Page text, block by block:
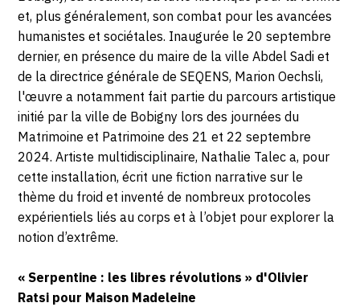
et, plus généralement, son combat pour les avancées
humanistes et sociétales. Inaugurée le 20 septembre
dernier, en présence du maire de la ville Abdel Sadi et
de la directrice générale de SEQENS, Marion Oechsli,
l'œuvre a notamment fait partie du parcours artistique
initié par la ville de Bobigny lors des journées du
Matrimoine et Patrimoine des 21 et 22 septembre
2024. Artiste multidisciplinaire, Nathalie Talec a, pour
cette installation, écrit une fiction narrative sur le
thème du froid et inventé de nombreux protocoles
expérientiels liés au corps et à l’objet pour explorer la
notion d’extrême.
« Serpentine : les libres révolutions » d'Olivier
Ratsi pour Maison Madeleine